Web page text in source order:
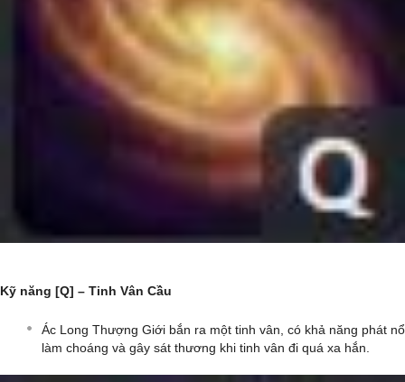
Kỹ năng [Q] – Tinh Vân Cầu
Ác Long Thượng Giới bắn ra một tinh vân, có khả năng phát nổ
làm choáng và gây sát thương khi tinh vân đi quá xa hắn.